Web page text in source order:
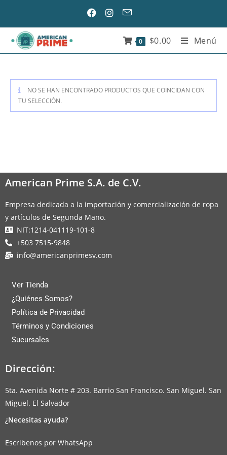
0 $0.00 Menú
NO SE HAN ENCONTRADO PRODUCTOS QUE COINCIDAN CON
TU SELECCIÓN.
American Prime S.A. de C.V.
Empresa dedicada a la importación y comercialización de ropa
y artículos de Segunda Mano.
NIT:1214-041119-101-8
+503 7515-9848
info@americanprimesv.com
Ver Tienda
¿Quiénes Somos?
Política de Privacidad
Términos y Condiciones
Sucursales
Dirección:
5ta. Avenida Norte # 203. Barrio San Francisco. San Miguel. San
Miguel. El Salvador
¿Necesitas ayuda?
Escribenos por WhatsApp